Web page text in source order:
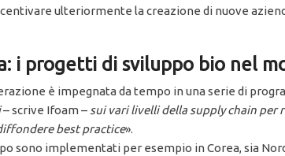
ulteriormente la creazione di nuove
i progetti di sviluppo bio nel
è impegnata da tempo in una serie di
– scrive Ifoam –sui vari livelli della supply chain per
best practice».
sono implementati per esempio in Corea, sia